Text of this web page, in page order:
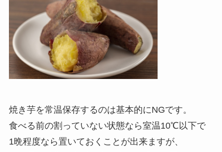
焼き芋を常温保存するのは基本的にNGです。
食べる前の割っていない状態なら室温10℃以下で
1晩程度なら置いておくことが出来ますが、